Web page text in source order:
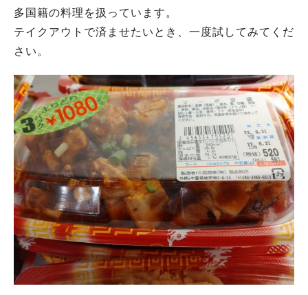
多国籍の料理を扱っています。
テイクアウトで済ませたいとき、一度試してみてくだ
さい。